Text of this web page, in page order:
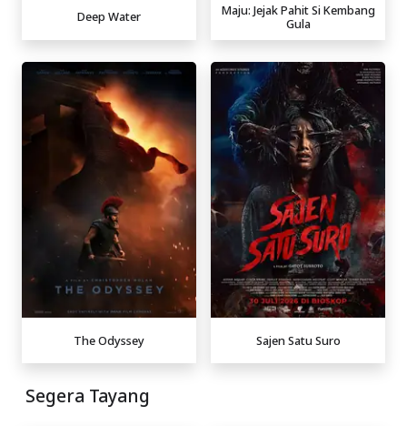
Deep Water
Maju: Jejak Pahit Si Kembang
Gula
The Odyssey Sajen Satu Suro
Segera Tayang